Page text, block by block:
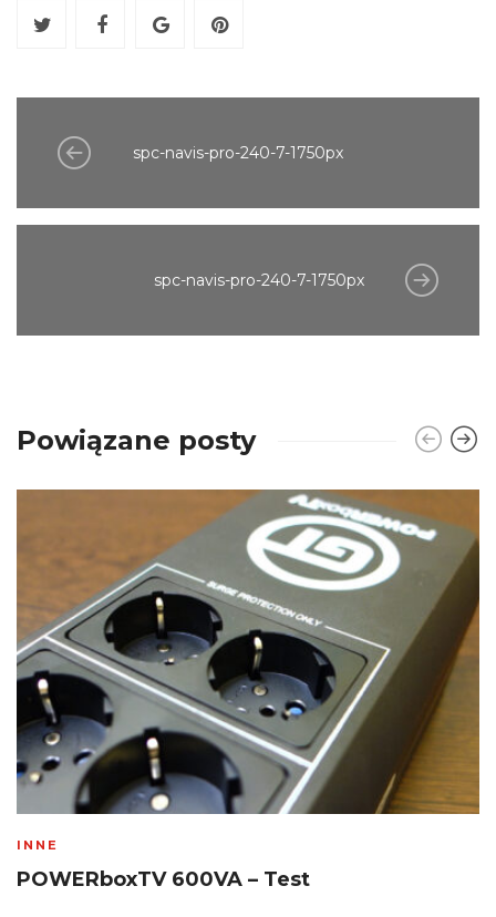
spc-navis-pro-240-7-1750px
spc-navis-pro-240-7-1750px
Powiązane posty
INNE
POWERboxTV 600VA – Test